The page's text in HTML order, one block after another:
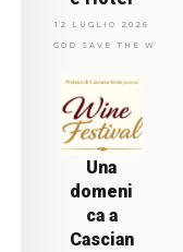
12 LUGLIO 2026
GOD SAVE THE WINE
Una
domeni
ca a
Cascian